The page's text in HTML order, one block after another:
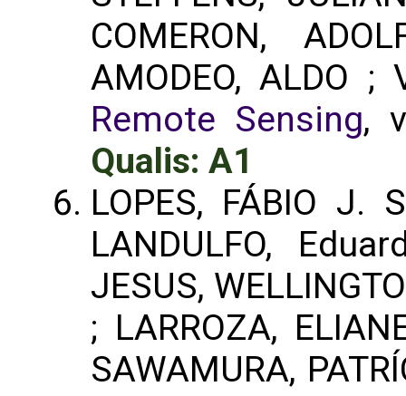
COMERON,
AMODEO, ALDO ;
Remote Sensing,
Qualis: A1
LOPES, FÁBIO J.
LANDULFO,
JESUS,
; LARROZA,
SAWAMURA,